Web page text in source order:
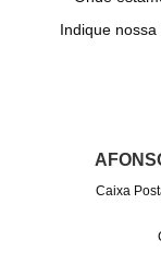
Indique nossa
Caixa